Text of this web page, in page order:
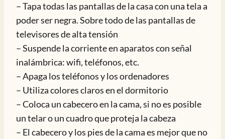
– Tapa todas las pantallas de la casa con una tela a
poder ser negra. Sobre todo de las pantallas de
televisores de alta tensión
– Suspende la corriente en aparatos con señal
inalámbrica: wifi, teléfonos, etc.
– Apaga los teléfonos y los ordenadores
– Utiliza colores claros en el dormitorio
– Coloca un cabecero en la cama, si no es posible
un telar o un cuadro que proteja la cabeza
– El cabecero y los pies de la cama es mejor que no